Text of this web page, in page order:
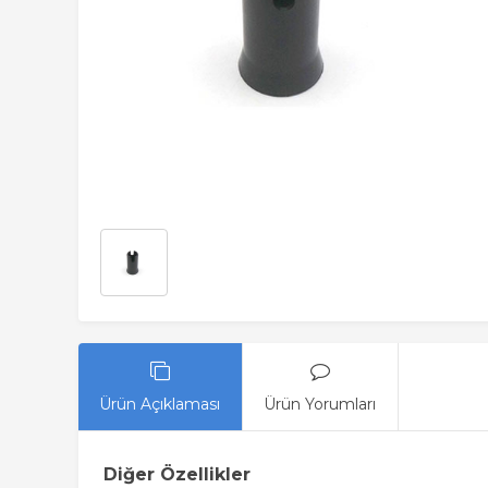
Ürün Açıklaması Ürün Yorumları
Diğer Özellikler